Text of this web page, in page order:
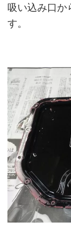
吸い込み口か
す。